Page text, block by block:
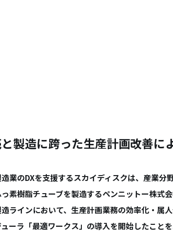
製造に跨った生産計画改善に
業のDXを支援するスカイディスクは、産業
素樹脂チューブを製造するペンニットー株式
ラインにおいて、生産計画業務の効率化・属
ーラ「最適ワークス」の導入を開始したことを